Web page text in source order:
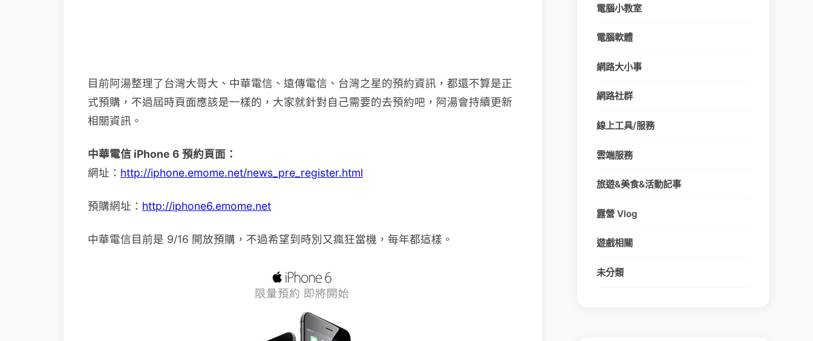
目前阿湯整理了台灣大哥大、中華電信、遠傳電信、台灣之星的預約資訊，都還不算是正
式預購，不過屆時頁面應該是一樣的，大家就針對自己需要的去預約吧，阿湯會持續更新
相關資訊。
中華電信 iPhone 6 預約頁面：
網址： http://iphone.emome.net/news_pre_register.html
預購網址： http://iphone6.emome.net
中華電信目前是 9/16 開放預購，不過希望到時別又瘋狂當機，每年都這樣。
電腦小教室
電腦軟體
網路大小事
網路社群
線上工具/服務
雲端服務
旅遊&美食&活動記事
露營 Vlog
遊戲相關
未分類